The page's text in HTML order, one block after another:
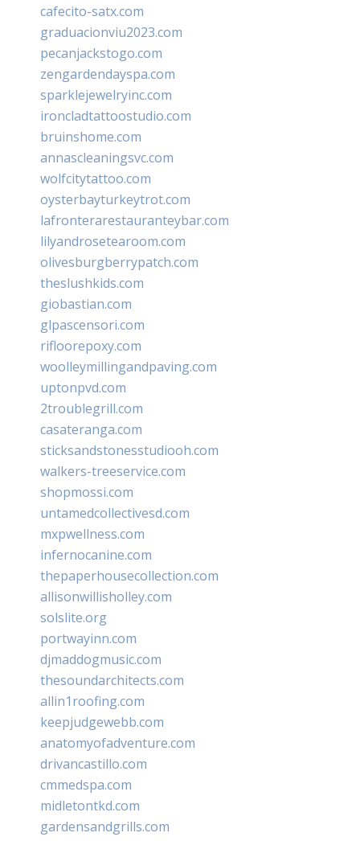
cafecito-satx.com
graduacionviu2023.com
pecanjackstogo.com
zengardendayspa.com
sparklejewelryinc.com
ironcladtattoostudio.com
bruinshome.com
annascleaningsvc.com
wolfcitytattoo.com
oysterbayturkeytrot.com
lafronterarestauranteybar.com
lilyandrosetearoom.com
olivesburgberrypatch.com
theslushkids.com
giobastian.com
glpascensori.com
rifloorepoxy.com
woolleymillingandpaving.com
uptonpvd.com
2troublegrill.com
casateranga.com
sticksandstonesstudiooh.com
walkers-treeservice.com
shopmossi.com
untamedcollectivesd.com
mxpwellness.com
infernocanine.com
thepaperhousecollection.com
allisonwillisholley.com
solslite.org
portwayinn.com
djmaddogmusic.com
thesoundarchitects.com
allin1roofing.com
keepjudgewebb.com
anatomyofadventure.com
drivancastillo.com
cmmedspa.com
midletontkd.com
gardensandgrills.com